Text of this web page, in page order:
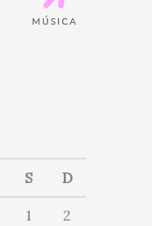
S D
1
2